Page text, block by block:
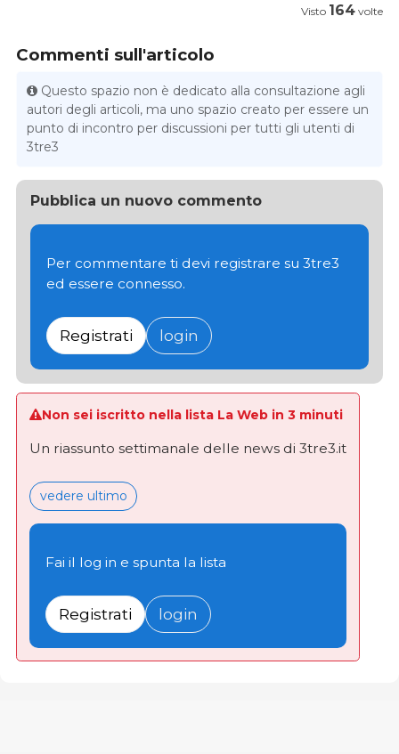
Visto 164 volte
Commenti sull'articolo
Questo spazio non è dedicato alla consultazione agli
autori degli articoli, ma uno spazio creato per essere un
punto di incontro per discussioni per tutti gli utenti di
3tre3
Pubblica un nuovo commento
Per commentare ti devi registrare su 3tre3
ed essere connesso.
Registrati login
Non sei iscritto nella lista La Web in 3 minuti
Un riassunto settimanale delle news di 3tre3.it
vedere ultimo
Fai il log in e spunta la lista
Registrati login